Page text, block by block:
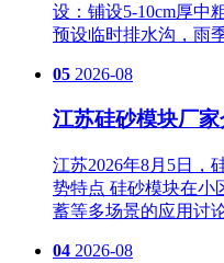
设‌：铺设5-10cm厚中
预设临时排水沟，雨
05 2026-08
江苏硅砂模块厂
江苏2026年8月5日，
势特点 硅砂模块在小
蓄等多场景的应用讨
04 2026-08